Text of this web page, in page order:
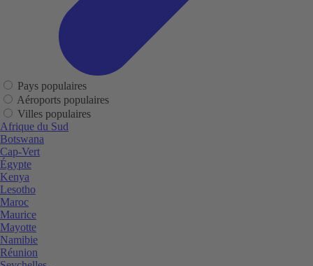
Pays populaires
Aéroports populaires
Villes populaires
Afrique du Sud
Botswana
Cap-Vert
Égypte
Kenya
Lesotho
Maroc
Maurice
Mayotte
Namibie
Réunion